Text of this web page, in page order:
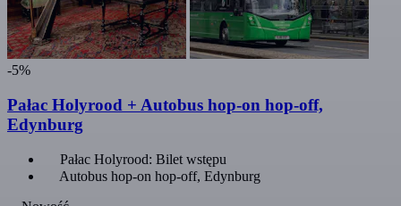
-5%
Pałac Holyrood + Autobus hop-on hop-off,
Edynburg
Pałac Holyrood: Bilet wstępu
Autobus hop-on hop-off, Edynburg